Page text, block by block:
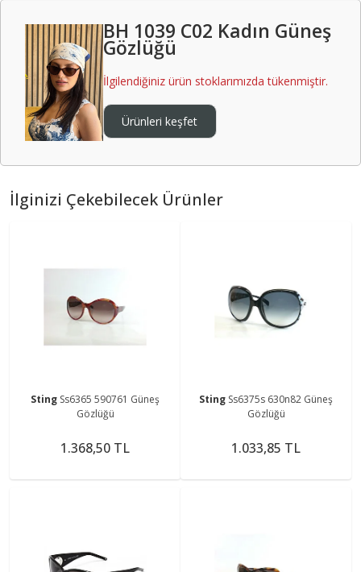
BH 1039 C02 Kadın Güneş
Gözlüğü
İlgilendiğiniz ürün stoklarımızda tükenmiştir.
Ürünleri keşfet
İlginizi Çekebilecek Ürünler
Sting Ss6365 590761 Güneş
Gözlüğü
1.368,50 TL
Sting Ss6375s 630n82 Güneş
Gözlüğü
1.033,85 TL